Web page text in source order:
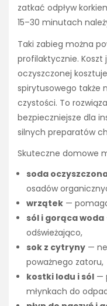
zatkać odpływ
15–30 minutach
Taki zabieg można
profilaktycznie. Koszt
oczyszczonej
spirytusowego także
czystości. To
bezpieczniejsze dla
silnych preparatów
Skuteczne domowe
soda
osadów
wrzątek —
sól i gorąca woda
odświeżająco,
sok z cytryny —
poważnego zatoru,
kostki lodu i sól —
młynkach do